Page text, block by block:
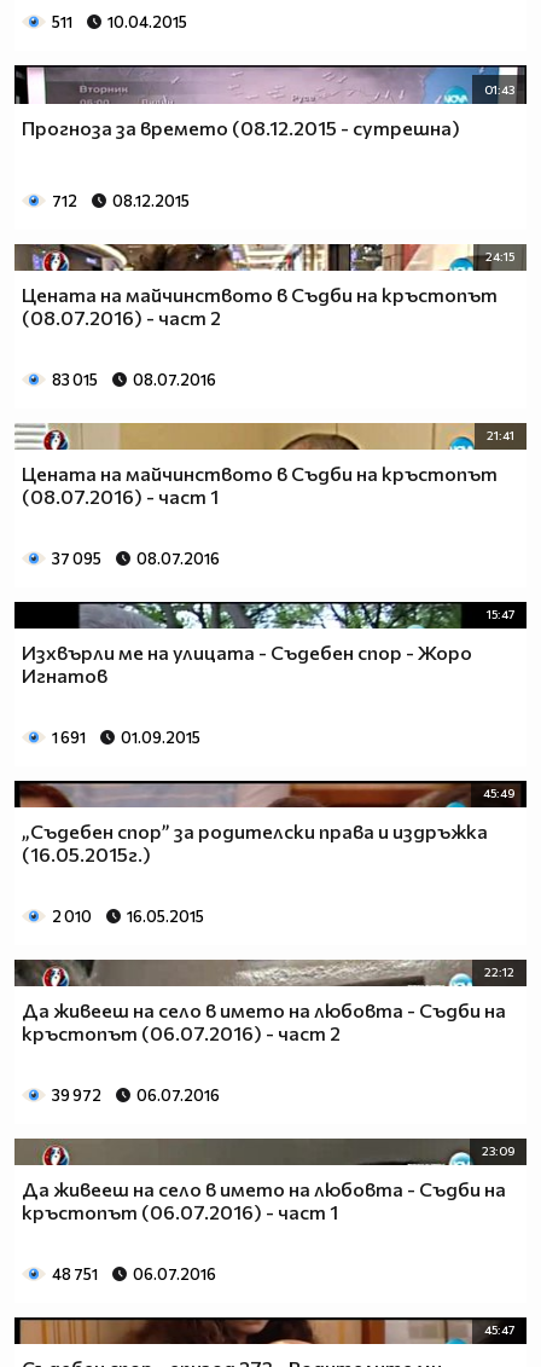
511 10.04.2015
01:43
Прогноза за времето (08.12.2015 - сутрешна)
712 08.12.2015
24:15
Цената на майчинството в Съдби на кръстопът
(08.07.2016) - част 2
83 015 08.07.2016
21:41
Цената на майчинството в Съдби на кръстопът
(08.07.2016) - част 1
37 095 08.07.2016
15:47
Изхвърли ме на улицата - Съдебен спор - Жоро
Игнатов
1 691 01.09.2015
45:49
„Съдебен спор” за родителски права и издръжка
(16.05.2015г.)
2 010 16.05.2015
22:12
Да живееш на село в името на любовта - Съдби на
кръстопът (06.07.2016) - част 2
39 972 06.07.2016
23:09
Да живееш на село в името на любовта - Съдби на
кръстопът (06.07.2016) - част 1
48 751 06.07.2016
45:47